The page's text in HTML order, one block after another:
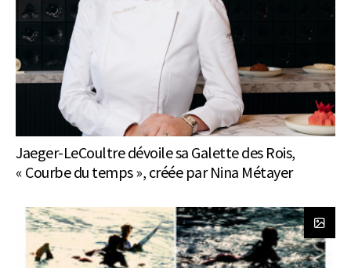
Jaeger-LeCoultre dévoile sa Galette des Rois,
« Courbe du temps », créée par Nina Métayer